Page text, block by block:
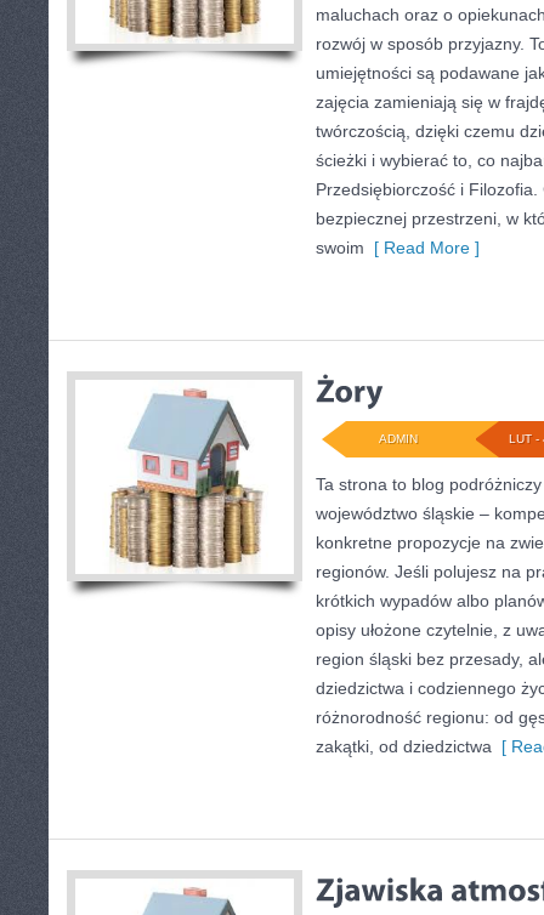
maluchach oraz o
rozwój w sposób przyjazny.
umiejętności są podawane
zajęcia zamieniają się w
twórczością, dzięki czemu
ścieżki i wybierać to, co
Przedsiębiorczość i
bezpiecznej przestrzeni, w
swoim [ Read More ]
LUT -
ADMIN
Ta strona to blog
województwo śląskie –
konkretne propozycje na
regionów. Jeśli polujesz na
krótkich wypadów albo
opisy ułożone czytelnie, z
region śląski bez przesady,
dziedzictwa i codziennego
różnorodność regionu: od
zakątki, od dziedzictwa [